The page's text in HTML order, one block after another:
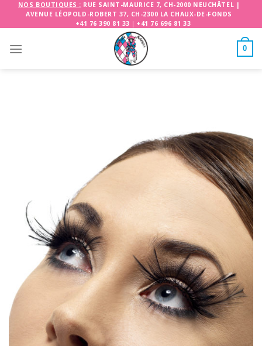
NOS BOUTIQUES : RUE SAINT-MAURICE 7, CH-2000 NEUCHÂTEL |
AVENUE LÉOPOLD-ROBERT 37, CH-2300 LA CHAUX-DE-FONDS
+41 76 390 81 33 | +41 76 696 81 33
0